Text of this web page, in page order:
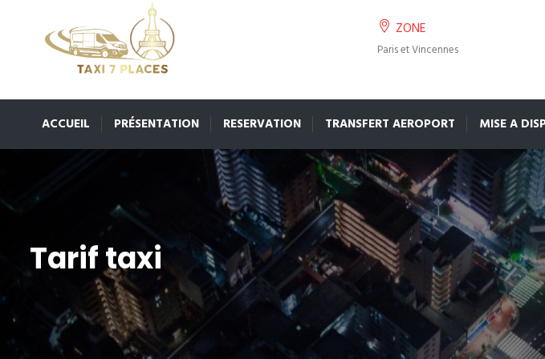
ZONE
Paris et Vincennes
ACCUEIL PRÉSENTATION RESERVATION TRANSFERT AEROPORT MISE A
Tarif taxi